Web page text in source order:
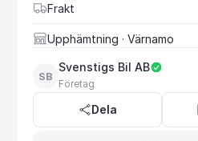
Frakt
Upphämtning · Värnamo
SB
Svenstigs Bil AB
Företag
Dela